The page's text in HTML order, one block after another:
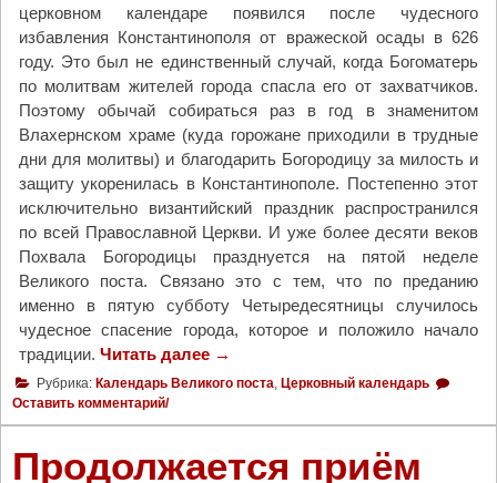
я
т
ь
п
р
е
п
о
д
о
н
о
й
М
а
и
Е
церковном календаре появился после чудесного
избавления Константинополя от вражеской осады в 626
году. Это был не единственный случай, когда Богоматерь
по молитвам жителей города спасла его от захватчиков.
Поэтому обычай собираться раз в год в знаменитом
Влахернском храме (куда горожане приходили в трудные
дни для молитвы) и благодарить Богородицу за милость и
защиту укоренилась в Константинополе. Постепенно этот
исключительно византийский праздник распространился
по всей Православной Церкви. И уже более десяти веков
Похвала Богородицы празднуется на пятой неделе
Великого поста. Связано это с тем, что по преданию
именно в пятую субботу Четыредесятницы случилось
чудесное спасение города, которое и положило начало
традиции. Читать далее "
П
х
а
→
Рубрика: Календарь Великого поста, Церковный календарь
Оставить комментарий/
Продолжается приём